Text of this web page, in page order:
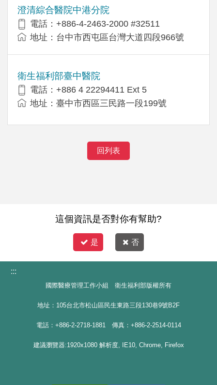
澄清綜合醫院中港分院
電話：+886-4-2463-2000 #32511
地址：台中市西屯區台灣大道四段966號
衛生福利部臺中醫院
電話：+886 4 22294411 Ext 5
地址：臺中市西區三民路一段199號
回列表
這個資訊是否對你有幫助?
是 否
:::
國際醫療管理工作小組 衛生福利部版權所有
地址：105台北市松山區民生東路三段130巷9號B2F
電話：+886-2-2718-1881 傳真：+886-2-2514-0114
建議瀏覽器:1920x1080 解析度, IE10, Chrome, Firefox